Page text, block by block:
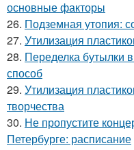
основные факторы
26. Подземная утопия:
27. Утилизация
28. Переделка бутылки
способ
29. Утилизация
творчества
30. Не пропустите
Петербурге: расписание